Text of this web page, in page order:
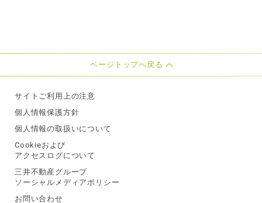
ページトップへ戻る
サイトご利用上の注意
個人情報保護方針
個人情報の取扱いについて
Cookieおよび
アクセスログについて
三井不動産グループ
ソーシャルメディアポリシー
お問い合わせ